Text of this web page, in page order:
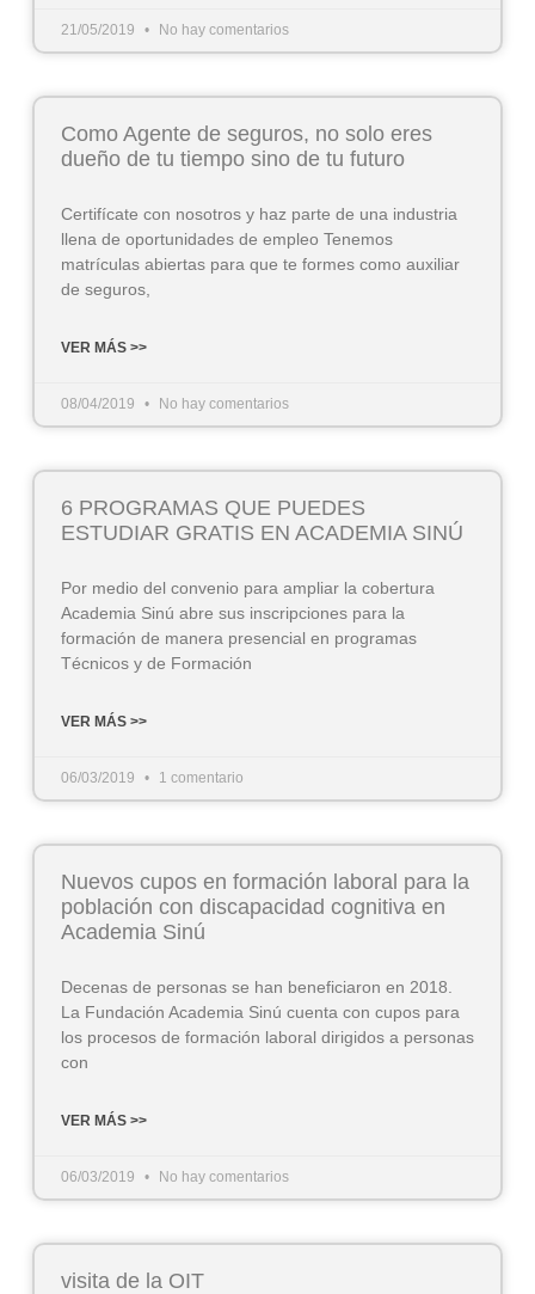
21/05/2019 No hay comentarios
Como Agente de seguros, no solo eres
dueño de tu tiempo sino de tu futuro
Certifícate con nosotros y haz parte de una industria
llena de oportunidades de empleo Tenemos
matrículas abiertas para que te formes como auxiliar
de seguros,
VER MÁS >>
08/04/2019 No hay comentarios
6 PROGRAMAS QUE PUEDES
ESTUDIAR GRATIS EN ACADEMIA SINÚ
Por medio del convenio para ampliar la cobertura
Academia Sinú abre sus inscripciones para la
formación de manera presencial en programas
Técnicos y de Formación
VER MÁS >>
06/03/2019 1 comentario
Nuevos cupos en formación laboral para la
población con discapacidad cognitiva en
Academia Sinú
Decenas de personas se han beneficiaron en 2018.
La Fundación Academia Sinú cuenta con cupos para
los procesos de formación laboral dirigidos a personas
con
VER MÁS >>
06/03/2019 No hay comentarios
visita de la OIT